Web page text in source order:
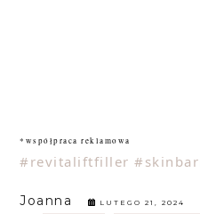
*współpraca reklamowa
#revitaliftfiller
Joanna LUTEGO 21, 2024